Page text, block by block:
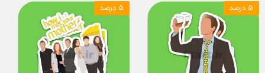
۵ درصد ۵ درصد